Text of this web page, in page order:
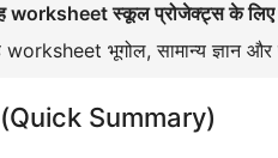
worksheet स्कूल प्रोजेक्ट्स के लिए
worksheet भूगोल, सामान्य ज्ञान और
(Quick Summary)